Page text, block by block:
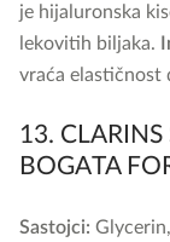
je hijaluronska
lekovitih biljaka.
vraća elastičnost
13. CLARINS
BOGATA
Sastojci: